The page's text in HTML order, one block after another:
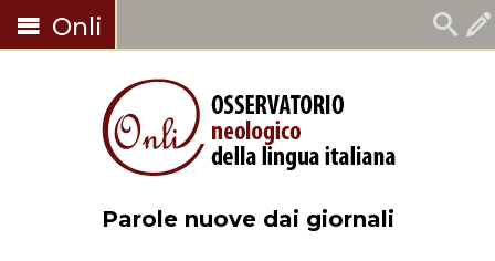
Onli
Parole nuove dai giornali